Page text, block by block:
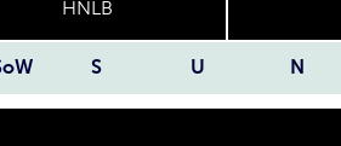
HNLB
S U N